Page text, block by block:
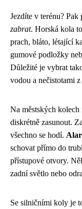
Jezdíte v terénu? Pak
zabrat. Horská kola
prach, bláto, létající
gumové podložky
Důležité je vybrat
vodou a nečistotami z
Na městských
diskrétně zasunout.
všechno se hodí.
schovat přímo do
přístupové otvory.
zadní světlo nebo
Se silničními koly je